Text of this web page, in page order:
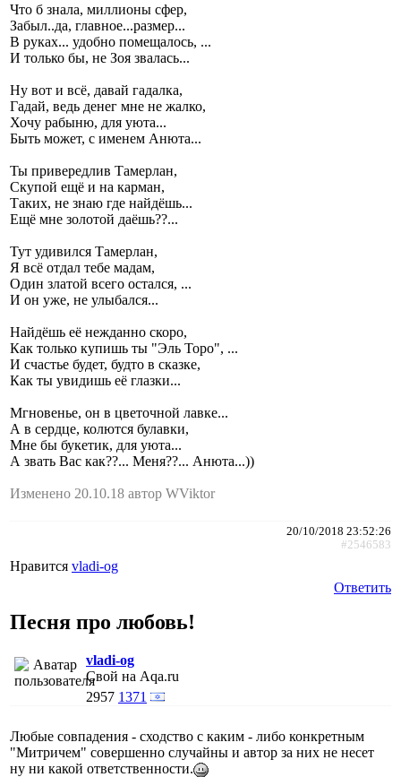
Что б знала, миллионы сфер,
Забыл..да, главное...размер...
В руках... удобно помещалось, ...
И только бы, не Зоя звалась...
Ну вот и всё, давай гадалка,
Гадай, ведь денег мне не жалко,
Хочу рабыню, для уюта...
Быть может, с именем Анюта...
Ты привередлив Тамерлан,
Скупой ещё и на карман,
Таких, не знаю где найдёшь...
Ещё мне золотой даёшь??...
Тут удивился Тамерлан,
Я всё отдал тебе мадам,
Один златой всего остался, ...
И он уже, не улыбался...
Найдёшь её нежданно скоро,
Как только купишь ты "Эль Торо", ...
И счастье будет, будто в сказке,
Как ты увидишь её глазки...
Мгновенье, он в цветочной лавке...
А в сердце, колются булавки,
Мне бы букетик, для уюта...
А звать Вас как??... Меня??... Анюта...))
Изменено 20.10.18 автор WViktor
20/10/2018 23:52:26
#2546583
Нравится vladi-og
Ответить
Песня про любовь!
vladi-og
Свой на Aqa.ru
2957 1371
Любые совпадения - сходство с каким - либо конкретным
"Митричем" совершенно случайны и автор за них не несет
ну ни какой ответственности.